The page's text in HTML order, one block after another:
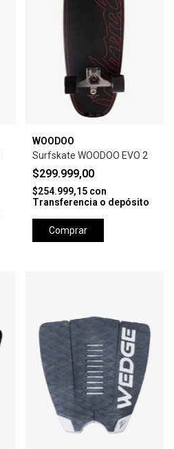
WOODOO
Surfskate WOODOO EVO 2
$299.999,00
$254.999,15 con
Transferencia o depósito
Comprar